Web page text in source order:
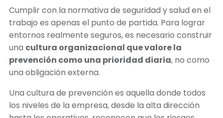
Cumplir con la normativa de seguridad y salud en el
trabajo es apenas el punto de partida. Para lograr
entornos realmente seguros, es necesario construir
una cultura organizacional que valore la
prevención como una prioridad diaria, no como
una obligación externa.
Una cultura de prevención es aquella donde todos
los niveles de la empresa, desde la alta dirección